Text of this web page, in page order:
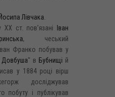
Йосипа Лівчака
ст. пов'язані
Іван
, чеський
Франко побував у
Довбуша" в Бубнищі й
у 1884 році вірш
досліджував
побуту і публікував